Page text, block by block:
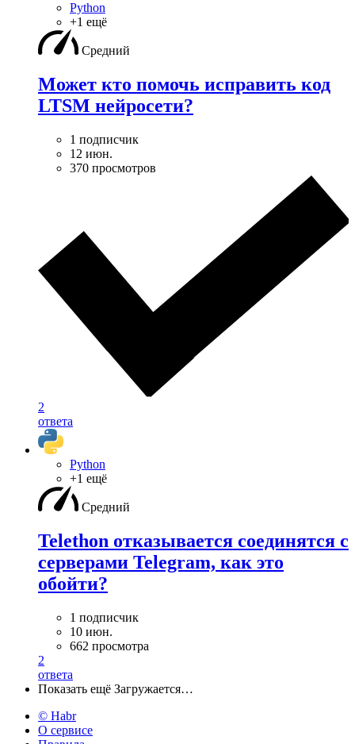
Python
+1 ещё
Средний
Может кто помочь исправить код
LTSM нейросети?
1 подписчик
12 июн.
370 просмотров
2
ответа
Python
+1 ещё
Средний
Telethon отказывается соединятся с
серверами Telegram, как это
обойти?
1 подписчик
10 июн.
662 просмотра
2
ответа
Показать ещё Загружается…
© Habr
О сервисе